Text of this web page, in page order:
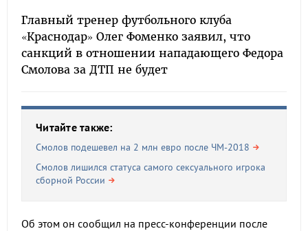
Главный тренер футбольного клуба
«Краснодар» Олег Фоменко заявил, что
санкций в отношении нападающего Федора
Смолова за ДТП не будет
Читайте также:
Смолов подешевел на 2 млн евро после ЧМ-2018
Смолов лишился статуса самого сексуального игрока
сборной России
Об этом он сообщил на пресс-конференции после